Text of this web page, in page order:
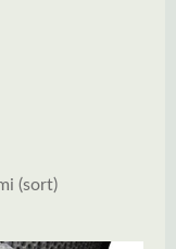
(sort)